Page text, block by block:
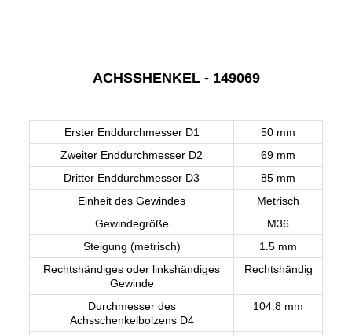
ACHSSHENKEL - 149069
Erster Enddurchmesser D1
50 mm
Zweiter Enddurchmesser D2
69 mm
Dritter Enddurchmesser D3
85 mm
Einheit des Gewindes
Metrisch
Gewindegröße
M36
Steigung (metrisch)
1.5 mm
Rechtshändiges oder linkshändiges
Gewinde
Rechtshändig
Durchmesser des
Achsschenkelbolzens D4
104.8 mm